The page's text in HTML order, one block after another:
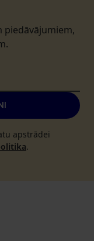
piedāvājumiem,
apstrādei
.